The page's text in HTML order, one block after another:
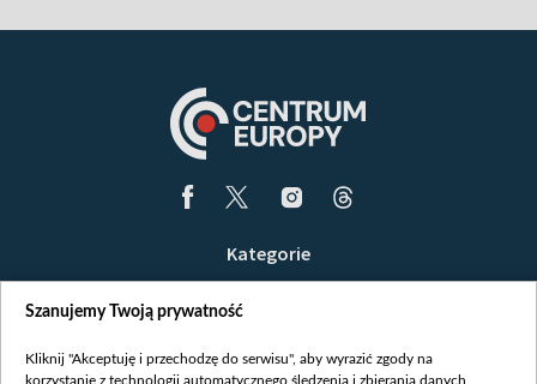
Kategorie
Opinie
Szanujemy Twoją prywatność
Kliknij "Akceptuję i przechodzę do serwisu", aby wyrazić zgody na
korzystanie z technologii automatycznego śledzenia i zbierania danych,